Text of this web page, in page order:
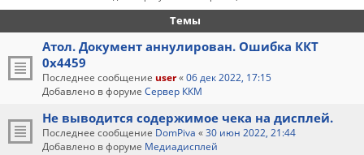
Темы
Атол. Документ аннулирован. Ошибка ККТ
0x4459
Последнее сообщение user«06 дек 2022, 17:15
Добавлено в форуме Сервер ККМ
Не выводится содержимое чека на дисплей.
Последнее сообщение DomPiva «30 июн 2022, 21:44
Добавлено в форуме Медиадисплей